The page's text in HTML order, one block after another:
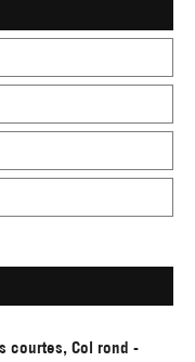
courtes, Col rond -